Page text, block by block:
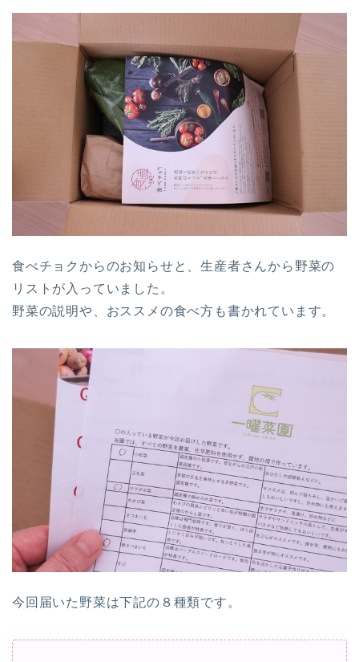
食べチョクからのお知らせと、生産者さんから野菜の
リストが入っていました。
野菜の説明や、おススメの食べ方も書かれています。
今回届いた野菜は下記の８種類です。